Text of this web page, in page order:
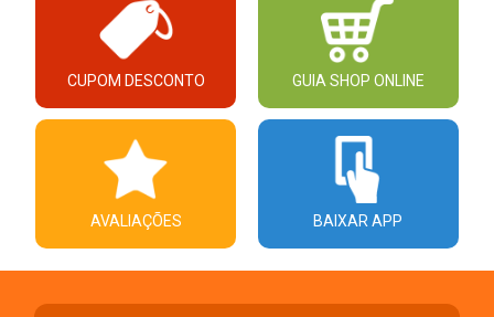
CUPOM DESCONTO GUIA SHOP ONLINE
AVALIAÇÕES BAIXAR APP